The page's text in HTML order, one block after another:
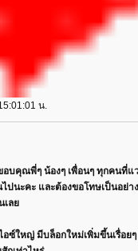
น.
บคุณพี่ๆ น้องๆ เพื่อนๆ ทุกคนที่แ
ปนะคะ และต้องขอโทษเป็นอย่
เล
อซ์ใหญ่ มีบล็อกใหม่เพิ่มขึ้นเรื่อย